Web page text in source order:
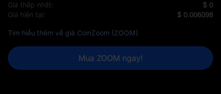
Giá thấp nhất:
$ 0
Giá hiện tại:
$ 0.006098
Tìm hiểu thêm về giá CoinZoom (ZOOM)
Mua ZOOM ngay!